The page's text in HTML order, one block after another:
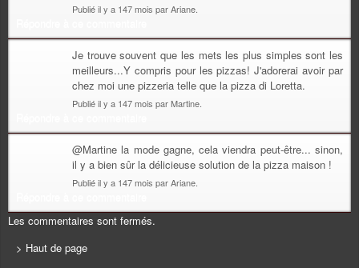
Publié il y a 147 mois par Ariane.
Je trouve souvent que les mets les plus simples sont les
meilleurs...Y compris pour les pizzas! J'adorerai avoir par
chez moi une pizzeria telle que la pizza di Loretta.
Publié il y a 147 mois par Martine.
@Martine la mode gagne, cela viendra peut-être... sinon,
il y a bien sûr la délicieuse solution de la pizza maison !
Publié il y a 147 mois par Ariane.
Les commentaires sont fermés.
> Haut de page